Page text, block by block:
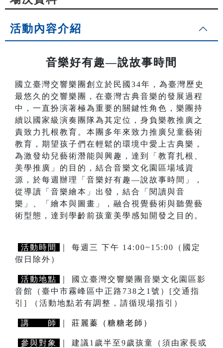
活動內容介紹
音樂好有趣—說故事時間
國立臺灣交響樂團創立於民國34年，為臺灣歷史
最悠久的交響樂團，在臺灣古典音樂的發展過程
中，一直扮演著極為重要的關鍵性角色，樂團持
續以國家級演奏團隊為其定位，身負樂教推廣之
責致力扎根教育。本團多年來致力推廣兒童藝術
教育，期望孩子們在輕鬆的環境中愛上古典樂，
為激發幼兒藝術潛能與興趣，達到「教育扎根、
美學推廣」的目的，結合音樂文化園區場域資
源，於每週辦理「音樂好有趣—說故事時間」，
從導讀「音樂繪本」出發，結合「閱讀與音
樂」、「繪本與圖畫」，融合視覺藝術與聽覺藝
術型態，達到學齡前孩童美學感知開發之目的。
活動時間
｜ 每週三 下午 14:00~15:00（國定
假日除外）
活動地點
｜ 國立臺灣交響樂團音樂文化園區影
音館（臺中市霧峰區中正路738之1號） [交通指
引]
（活動地點若有調整，請循現場指引）
講 師 莊麗蓁（糖糖老師）
參與對象
｜ 建議1歲半至9歲孩童（須由家長或